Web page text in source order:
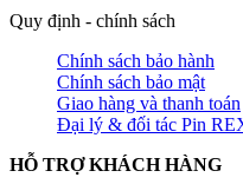
Quy định - chính sách
Chính sách bảo hành
Chính sách bảo mật
Giao hàng và thanh toán
Đại lý & đối tác Pin
HỖ TRỢ KHÁCH HÀNG